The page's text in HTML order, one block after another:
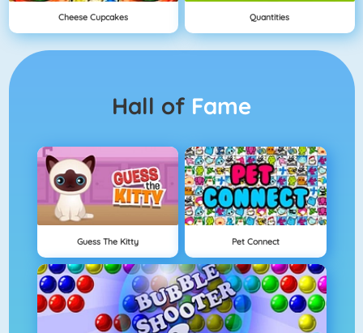
Cheese Cupcakes Quantities
Hall of Fame
Guess The Kitty Pet Connect